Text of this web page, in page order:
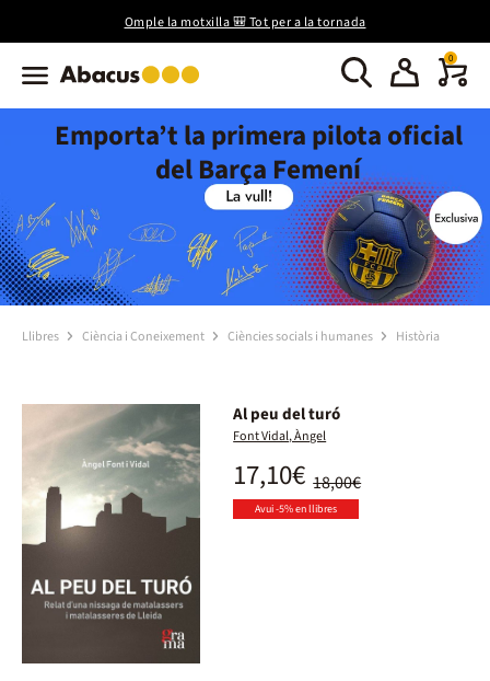
Omple la motxilla 🎒 Tot per a la tornada
0
Emporta’t la primera pilota oficial
del Barça Femení
Llibres Ciència i Coneixement Ciències socials i humanes Història
Al peu del turó
Font Vidal, Àngel
18,00€
17,10€
Avui -5% en llibres